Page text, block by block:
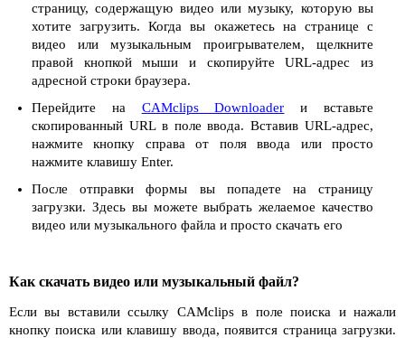
страницу, содержащую видео или музыку, которую вы
хотите загрузить. Когда вы окажетесь на странице с
видео или музыкальным проигрывателем, щелкните
правой кнопкой мыши и скопируйте URL-адрес из
адресной строки браузера.
Перейдите на CAMclips Downloader и вставьте
скопированный URL в поле ввода. Вставив URL-адрес,
нажмите кнопку справа от поля ввода или просто
нажмите клавишу Enter.
После отправки формы вы попадете на страницу
загрузки. Здесь вы можете выбрать желаемое качество
видео или музыкального файла и просто скачать его
Как скачать видео или музыкальный файл?
Если вы вставили ссылку CAMclips в поле поиска и нажали
кнопку поиска или клавишу ввода, появится страница загрузки.